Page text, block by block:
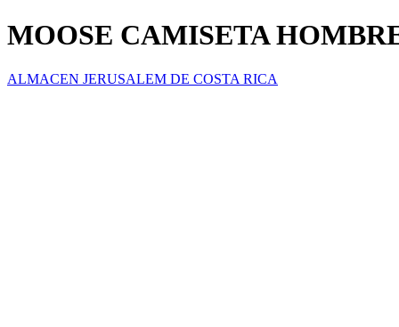
MOOSE CAMISETA
ALMACEN JERUSALEM DE COSTA RICA